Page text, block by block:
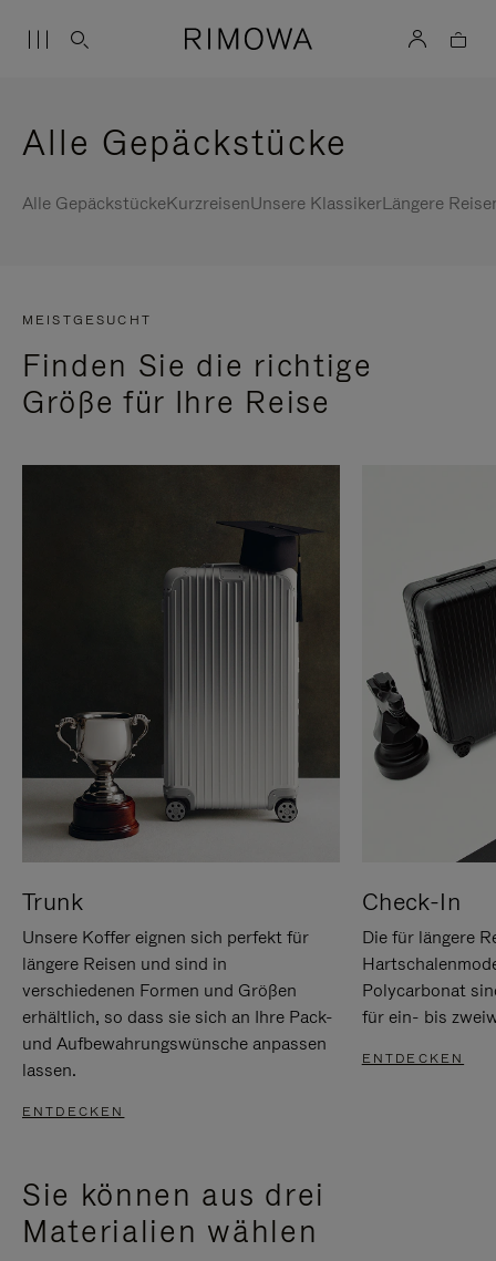
Alle Gepäckstücke
Alle GepäckstückeKurzreisenUnsere KlassikerLängere
MEISTGESUCHT
Finden Sie die richtige
Größe für Ihre Reise
Trunk
Unsere Koffer eignen sich perfekt für
längere Reisen und sind in
verschiedenen Formen und Größen
erhältlich, so dass sie sich an Ihre Pack-
und Aufbewahrungswünsche anpassen
lassen.
ENTDECKEN
Check-In
Die für längere
Polycarbonat
für ein- bis
ENTDECKEN
Sie können aus drei
Materialien wählen